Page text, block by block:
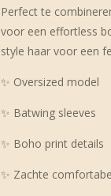
Perfect te
voor een effortless
style haar voor een
✨ Oversized model
✨ Batwing sleeves
✨ Boho print details
✨ Zachte